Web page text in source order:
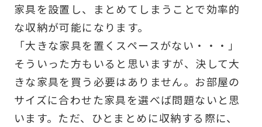
家具を設置し、まとめてしまうことで効率的
な収納が可能になります。
「大きな家具を置くスペースがない・・・」
そういった方もいると思いますが、決して大
きな家具を買う必要はありません。お部屋の
サイズに合わせた家具を選べば問題ないと思
います。ただ、ひとまとめに収納する際に、